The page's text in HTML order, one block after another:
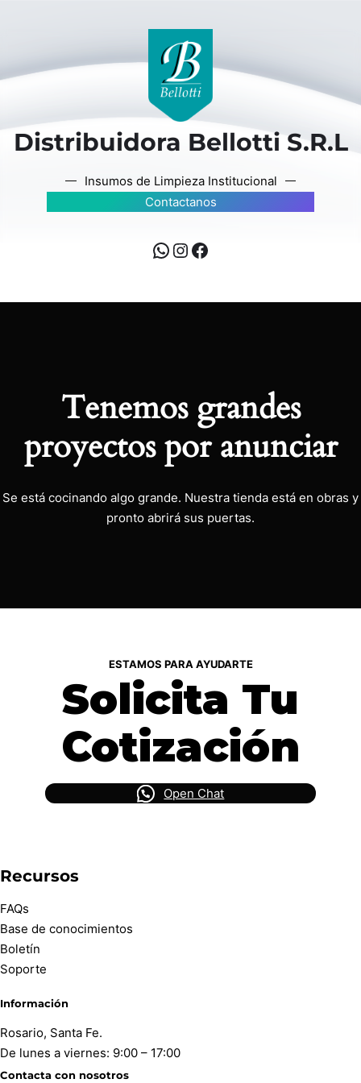
Distribuidora Bellotti S.R.L
Insumos de Limpieza Institucional
Contactanos
Tenemos grandes
proyectos por anunciar
Se está cocinando algo grande. Nuestra tienda está en obras y
pronto abrirá sus puertas.
ESTAMOS PARA AYUDARTE
Solicita Tu
Cotización
Open Chat
Recursos
FAQs
Base de conocimientos
Boletín
Soporte
Información
Rosario, Santa Fe.
De lunes a viernes: 9:00 – 17:00
Contacta con nosotros